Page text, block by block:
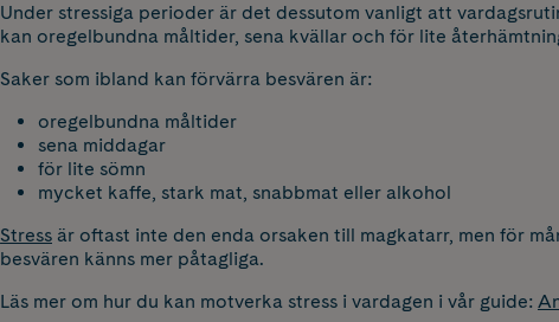
Under stressiga perioder är det dessutom vanligt att
kan oregelbundna måltider, sena kvällar och för lite
Saker som ibland kan förvärra besvären är:
oregelbundna måltider
sena middagar
för lite sömn
mycket kaffe, stark mat, snabbmat eller alkohol
Stress är oftast inte den enda orsaken till magkatarr, men för
besvären känns mer påtagliga.
Läs mer om hur du kan motverka stress i vardagen i vår guide: